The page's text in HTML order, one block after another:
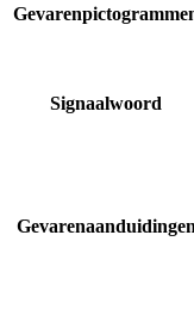
Signaalwoord
Gevarenaanduidingen